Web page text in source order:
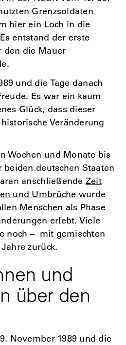
Grenzsoldaten
hier ein Loch in die
entstand der erste
den die Mauer
und die Tage danach
Es war ein kaum
Glück, dass dieser
Veränderung
Wochen und Monate bis
beiden deutschen Staaten
anschließende Zeit
und Umbrüche wurde
Menschen als Phase
erlebt. Viele
noch – mit gemischten
zurück.
und
über den
November 1989 und die